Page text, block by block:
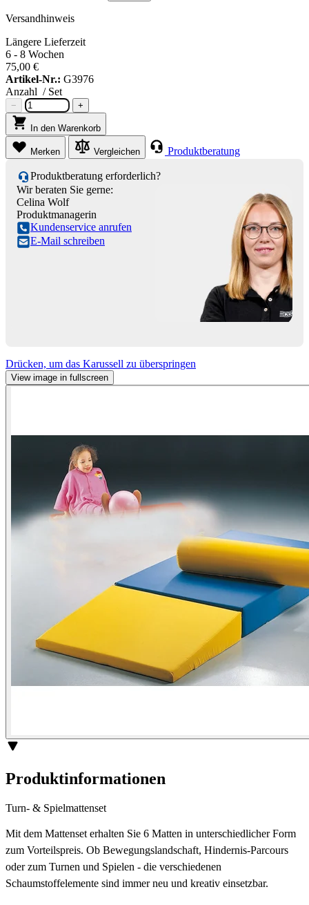
Versandhinweis
Längere Lieferzeit
6 - 8 Wochen
75,00 €
Artikel-Nr.: G3976
Anzahl / Set
− +
In den Warenkorb
Merken Vergleichen Produktberatung
Produktberatung erforderlich?
Wir beraten Sie gerne:
Celina Wolf
Produktmanagerin
Kundenservice anrufen
E-Mail schreiben
Drücken, um das Karussell zu überspringen
View image in fullscreen
Produktinformationen
Turn- & Spielmattenset
Mit dem Mattenset erhalten Sie 6 Matten in unterschiedlicher Form
zum Vorteilspreis. Ob Bewegungslandschaft, Hindernis-Parcours
oder zum Turnen und Spielen - die verschiedenen
Schaumstoffelemente sind immer neu und kreativ einsetzbar.